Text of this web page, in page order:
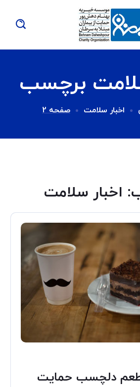
برچسب
اخبار سلامت صفحه 2
اخبار سلامت
طعم دلچسب حمایت